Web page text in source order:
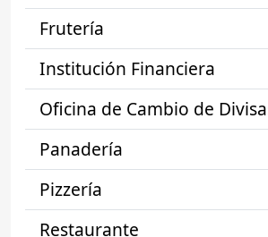
Frutería
Institución Financiera
Oficina de Cambio de
Panadería
Pizzería
Restaurante